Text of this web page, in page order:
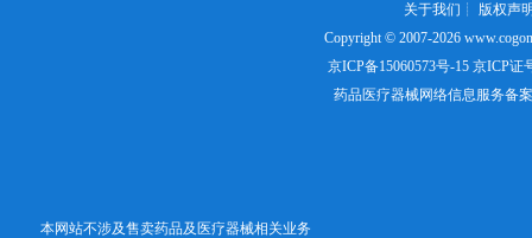
关于我们 ┊ 版权声
Copyright © 2007-2026
京ICP备15060573号-15京ICP证
药品医疗器械网络信息服务备
本网站不涉及售卖药品及医疗器械相关业务